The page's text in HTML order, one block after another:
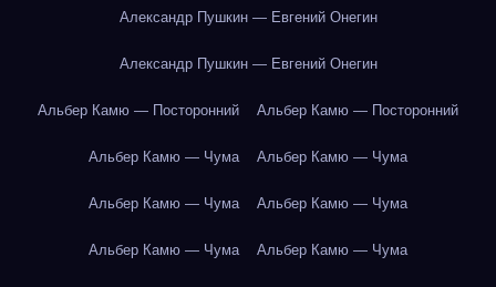
Александр Пушкин — Евгений Онегин
Александр Пушкин — Евгений Онегин
Альбер Камю — Посторонний Альбер Камю — Посторонний
Альбер Камю — Чума Альбер Камю — Чума
Альбер Камю — Чума Альбер Камю — Чума
Альбер Камю — Чума Альбер Камю — Чума